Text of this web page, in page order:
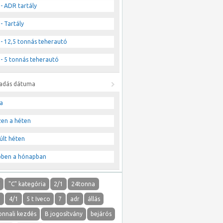
- ADR tartály
- Tartály
- 12,5 tonnás teherautó
- 5 tonnás teherautó
dátuma
a héten
héten
a hónapban
"C" kategória 2/1 24tonna
4/1 5 t Iveco 7 adr állás
kezdés B jogosítvány bejárós